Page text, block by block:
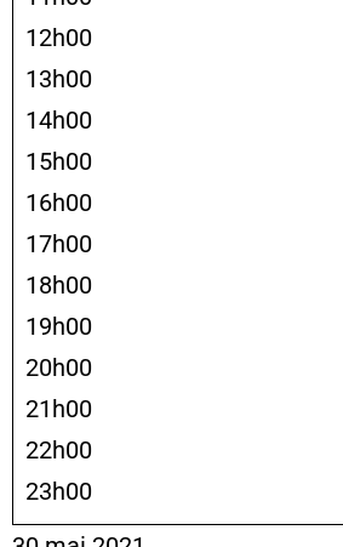
12h00
13h00
14h00
15h00
16h00
17h00
18h00
19h00
20h00
21h00
22h00
23h00